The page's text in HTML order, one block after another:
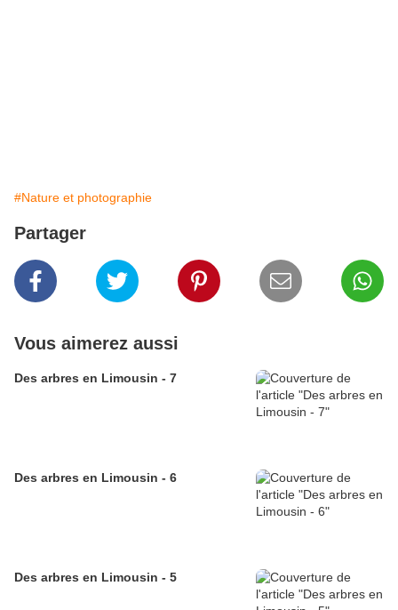
#Nature et photographie
Partager
Vous aimerez aussi
Des arbres en Limousin - 7
Des arbres en Limousin - 6
Des arbres en Limousin - 5